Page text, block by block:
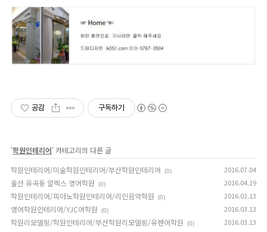
공감 구독하기
'학원인테리어' 카테고리의 다른 글
학원인테리어/미술학원인테리어/부산학원인테리어
(0) 2016.07.04
울산 유곡동 알렉스 영어학원 (0) 2016.04.19
학원인테리어/피아노학원인테리어/리인음악학원 (0) 2016.03.13
영어학원인테리어/YJC어학원 (0) 2016.03.13
학원리모델링/학원인테리어/부산학원리모델링/유펜어학원 (0) 2016.03.13